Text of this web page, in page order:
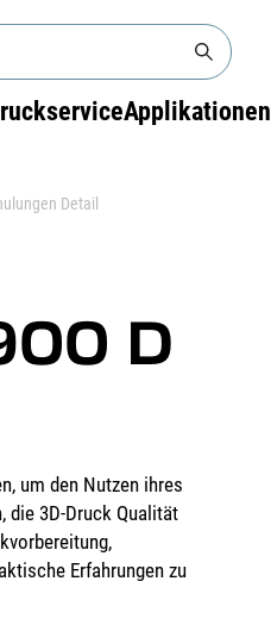
Applikationen
Detail
D
um den Nutzen ihres
die 3D-Druck Qualität
Erfahrungen zu